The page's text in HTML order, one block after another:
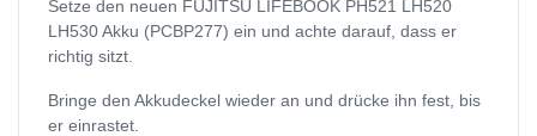
Setze den neuen FUJITSU LIFEBOOK PH521 LH520
LH530 Akku (PCBP277) ein und achte darauf, dass er
richtig sitzt.
Bringe den Akkudeckel wieder an und drücke ihn fest, bis
er einrastet.